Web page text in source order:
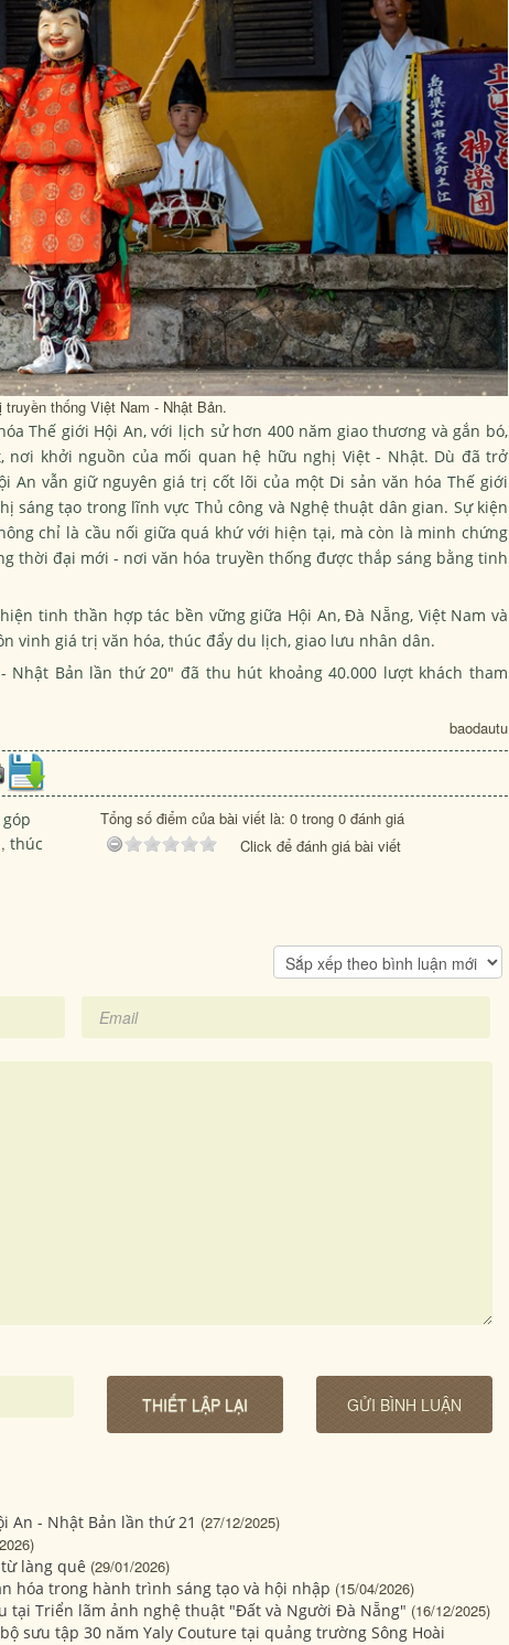
thống Việt Nam - Nhật Bản.
Thế giới Hội An, với lịch sử hơn 400 năm giao thương và gắn bó,
nơi khởi nguồn của mối quan hệ hữu nghị Việt - Nhật. Dù đã trở
An vẫn giữ nguyên giá trị cốt lõi của một Di sản văn hóa Thế giới
sáng tạo trong lĩnh vực Thủ công và Nghệ thuật dân gian. Sự kiện
chỉ là cầu nối giữa quá khứ với hiện tại, mà còn là minh chứng
thời đại mới - nơi văn hóa truyền thống được thắp sáng bằng tinh
tinh thần hợp tác bền vững giữa Hội An, Đà Nẵng, Việt Nam và
vinh giá trị văn hóa, thúc đẩy du lịch, giao lưu nhân dân.
Bản lần thứ 20" đã thu hút khoảng 40.000 lượt khách tham
baodautu
góp
, thúc
Tổng số điểm của bài viết là: 0 trong 0 đánh giá
Click để đánh giá bài viết
An - Nhật Bản lần thứ 21 (27/12/2025)
làng quê (29/01/2026)
hóa trong hành trình sáng tạo và hội nhập (15/04/2026)
tại Triển lãm ảnh nghệ thuật "Đất và Người Đà Nẵng" (16/12/2025)
sưu tập 30 năm Yaly Couture tại quảng trường Sông Hoài